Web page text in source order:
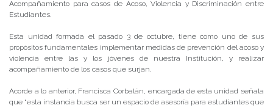
Acompañamiento para casos de Acoso, Violencia y Discriminación entre
Estudiantes.
Esta unidad formada el pasado 3 de octubre, tiene como uno de sus
propósitos fundamentales implementar medidas de prevención del acoso y
violencia entre las y los jóvenes de nuestra Institución, y realizar
acompañamiento de los casos que surjan.
Acorde a lo anterior, Francisca Corbalán, encargada de esta unidad señala
que “esta instancia busca ser un espacio de asesoría para estudiantes que